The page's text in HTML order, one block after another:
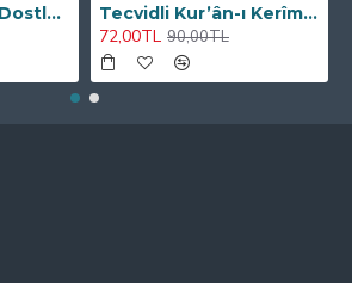
Adem ile Sabri - Dostluk Böyle Bir Şey - Nehir Aydın Gökduman Tecvidli Kur’ân-ı Kerîm Elifbêsi - Hasan Serhat Yeter
72,00TL 90,00TL